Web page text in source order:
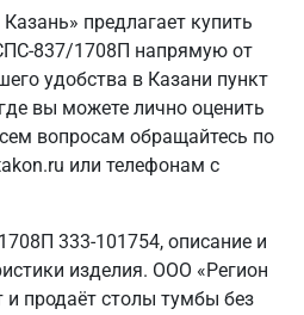
предлагает купить
837/1708П напрямую от
удобства в Казани пункт
вы можете лично оценить
вопросам обращайтесь по
или телефонам с
333-101754, описание и
изделия. ООО «Регион
и продаёт столы тумбы без